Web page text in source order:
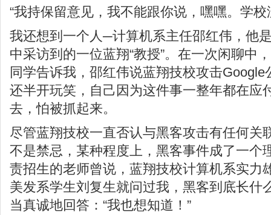
“我持保留意见，我不能跟你说，嘿嘿。学
我还想到一个人─计算机系主任邵红伟，他
中采访到的一位蓝翔“教授”。在一次闲聊中
同学告诉我，邵红伟说蓝翔技校攻击
还半开玩笑，自己因为这件事一整年都在应
去，怕被抓起来。
尽管蓝翔技校一直否认与黑客攻击有任何关
不是禁忌，某种程度上，黑客事件成了一个
责招生的老师曾说，蓝翔技校计算机系实力
美发系学生刘复生就问过我，黑客到底长什
当真诚地回答：“我也想知道！”